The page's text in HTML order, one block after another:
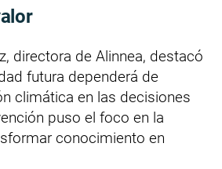
directora de Alinnea, destacó
futura dependerá de
climática en las decisiones
puso el foco en la
conocimiento en